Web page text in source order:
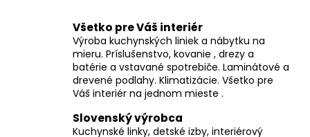
Všetko pre Váš interiér
Výroba kuchynských liniek a nábytku na
mieru. Príslušenstvo, kovanie , drezy a
batérie a vstavané spotrebiče. Laminátové a
drevené podlahy. Klimatizácie. Všetko pre
Váš interiér na jednom mieste .
Slovenský výrobca
Kuchynské linky, detské izby, interiérový